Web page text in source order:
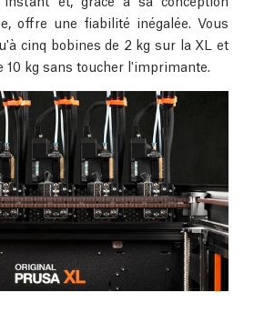
offre une fiabilité inégalée. Vous
cinq bobines de 2 kg sur la XL et
kg sans toucher l'imprimante.